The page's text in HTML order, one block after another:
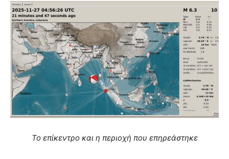
Το επίκεντρο και η περιοχή που επηρεάστηκε